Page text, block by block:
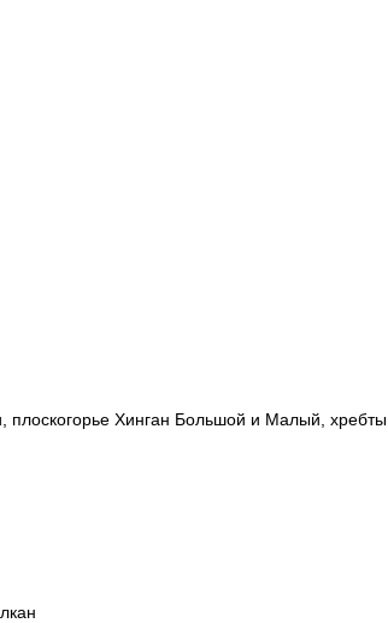
плоскогорье Хинган Большой и Малый, хребты